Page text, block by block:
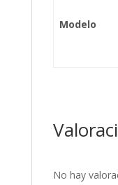
Modelo
No hay